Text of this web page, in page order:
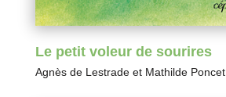
Le petit voleur de sourires
Agnès de Lestradeet Mathilde Poncet